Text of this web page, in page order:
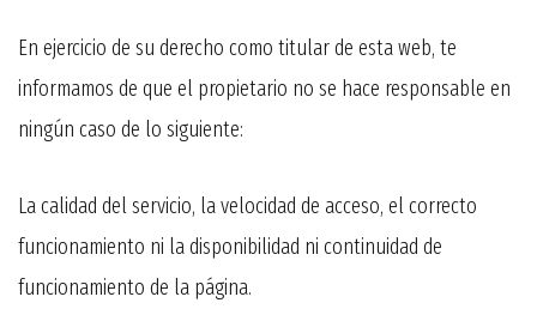
En ejercicio de su derecho como titular de esta web, te
informamos de que el propietario no se hace responsable en
ningún caso de lo siguiente:
La calidad del servicio, la velocidad de acceso, el correcto
funcionamiento ni la disponibilidad ni continuidad de
funcionamiento de la página.